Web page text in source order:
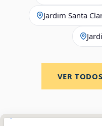
Jardim Santa
VER